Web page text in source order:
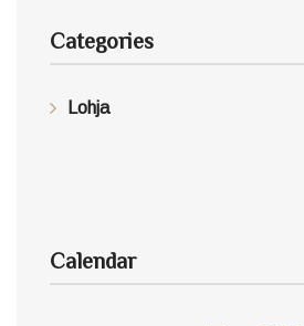
Categories
Lohja
Calendar